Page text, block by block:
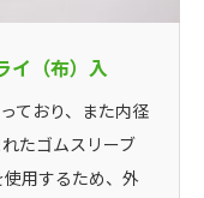
イ（布）入
ており、また内径
たゴムスリーブ
用するため、外